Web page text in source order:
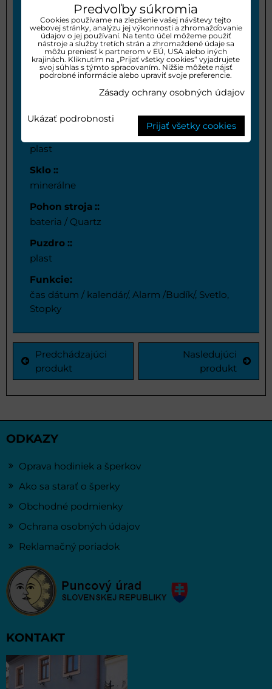
Určenie ::
Dámske
Vodotestnosť::
10 ATM
plast
Sklo ::
minerálne
Pohon stroja ::
bateria / Quartz
Puzdro ::
plast
Funkcie:
čas dátum / kalendár/, Alarm /Budík/, Svetlo,
Stopky
Predchádzajúci
produkt
Nasledujúci
produkt
ODKAZY
Oprava hodiniek a šperkov
Ako sa starať o šperky
Obchodné podmienky
Ochrana osobných údajov
Reklamačný poriadok
KONTAKT
Predvoľby súkromia
Cookies používame na zlepšenie vašej návštevy tejto
webovej stránky, analýzu jej výkonnosti a zhromažďovanie
údajov o jej používaní. Na tento účel môžeme použiť
nástroje a služby tretích strán a zhromaždené údaje sa
môžu preniesť k partnerom v EÚ, USA alebo iných
krajinách. Kliknutím na „Prijať všetky cookies“ vyjadrujete
svoj súhlas s týmto spracovaním. Nižšie môžete nájsť
podrobné informácie alebo upraviť svoje preferencie.
Zásady ochrany osobných údajov
Ukázať podrobnosti
Prijať všetky cookies